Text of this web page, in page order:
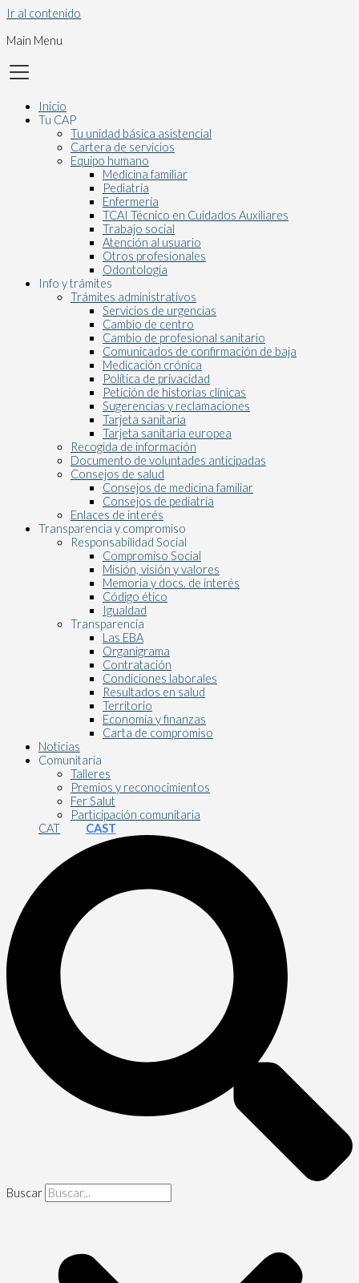
Ir al contenido
Main Menu
Inicio
Tu CAP
Tu unidad básica asistencial
Cartera de servicios
Equipo humano
Medicina familiar
Pediatría
Enfermería
TCAI Técnico en Cuidados Auxiliares
Trabajo social
Atención al usuario
Otros profesionales
Odontología
Info y trámites
Trámites administrativos
Servicios de urgencias
Cambio de centro
Cambio de profesional sanitario
Comunicados de confirmación de baja
Medicación crónica
Política de privacidad
Petición de historias clínicas
Sugerencias y reclamaciones
Tarjeta sanitaria
Tarjeta sanitaria europea
Recogida de información
Documento de voluntades anticipadas
Consejos de salud
Consejos de medicina familiar
Consejos de pediatría
Enlaces de interés
Transparencia y compromiso
Responsabilidad Social
Compromiso Social
Misión, visión y valores
Memoria y docs. de interés
Código ético
Igualdad
Transparencia
Las EBA
Organigrama
Contratación
Condiciones laborales
Resultados en salud
Territorio
Economía y finanzas
Carta de compromiso
Noticias
Comunitaria
Talleres
Premios y reconocimientos
Fer Salut
Participación comunitaria
CAT
CAST
Buscar